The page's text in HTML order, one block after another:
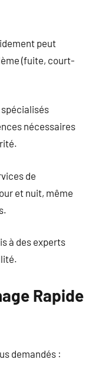
peut
(fuite, court-
nécessaires
de
et nuit, même
à des experts
Rapide
demandés :